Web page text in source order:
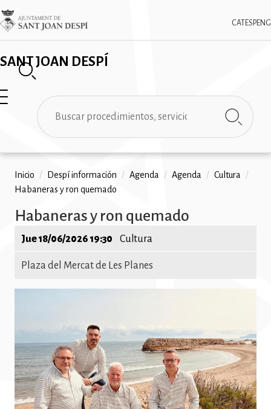
Pasar
al
contenido
SANT JOAN DESPÍ
CAT ESPENG
Imatge
✕
Buscar
Ruta
de
navegación
Inicio / Despí información / Agenda / Agenda / Cultura
/
Habaneras y ron quemado
Habaneras y ron quemado
Jue 18/06/2026 19:30 Cultura
Plaza del Mercat de Les Planes